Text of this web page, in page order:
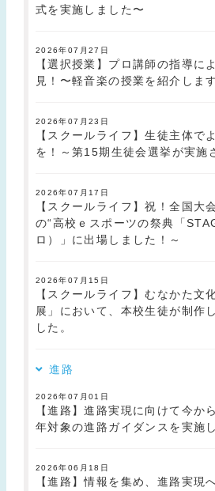
式を実施しました〜
2026年07月27日
【選択授業】プロ講師の指導に
見！〜軽音楽の授業を紹介しま
2026年07月23日
【スクールライフ】生徒主体で
を！～第15期生徒会選挙が実施
2026年07月17日
【スクールライフ】祝！全国大
の“高校ｅスポーツの祭典「
ロ）」に出場しました！～
2026年07月15日
【スクールライフ】むなかた文
展」において、本校生徒が制作
した。
進路
2026年07月01日
【進路】進路実現に向けて今か
年対象の進路ガイダンスを実施
2026年06月18日
【進路】情報を集め、進路実現